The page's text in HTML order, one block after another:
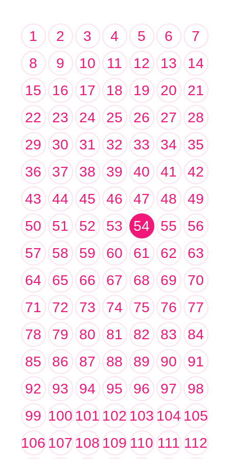
1 2 3 4 5 6
7
8
9 10 11 12 13
14
15
16 17 18 19 20
21
22
23 24 25 26 27
28
29
30 31 32 33 34
35
36
37 38 39 40 41
42
43
44 45 46 47 48
49
50
51 52 53 54 55
56
57
58 59 60 61 62
63
64
65 66 67 68 69
70
71
72 73 74 75 76
77
78
79 80 81 82 83
84
85
86 87 88 89 90
91
92
93 94 95 96 97
98
99 100101102103104105
106107108109110 111 112